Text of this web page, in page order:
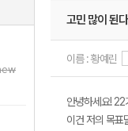
고민 많이 된다
이름 : 황예린
안녕하세요!
이건 저의 목표